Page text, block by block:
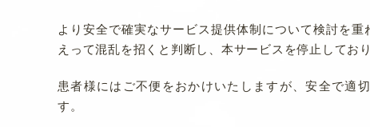
より安全で確実なサービス提供体制について検討を
えって混乱を招くと判断し、本サービスを停止しており
患者様にはご不便をおかけいたしますが、安全で適
す。